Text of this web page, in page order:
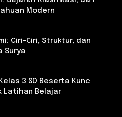
Modern
Ciri-Ciri, Struktur, dan
Surya
3 SD Beserta Kunci
Latihan Belajar